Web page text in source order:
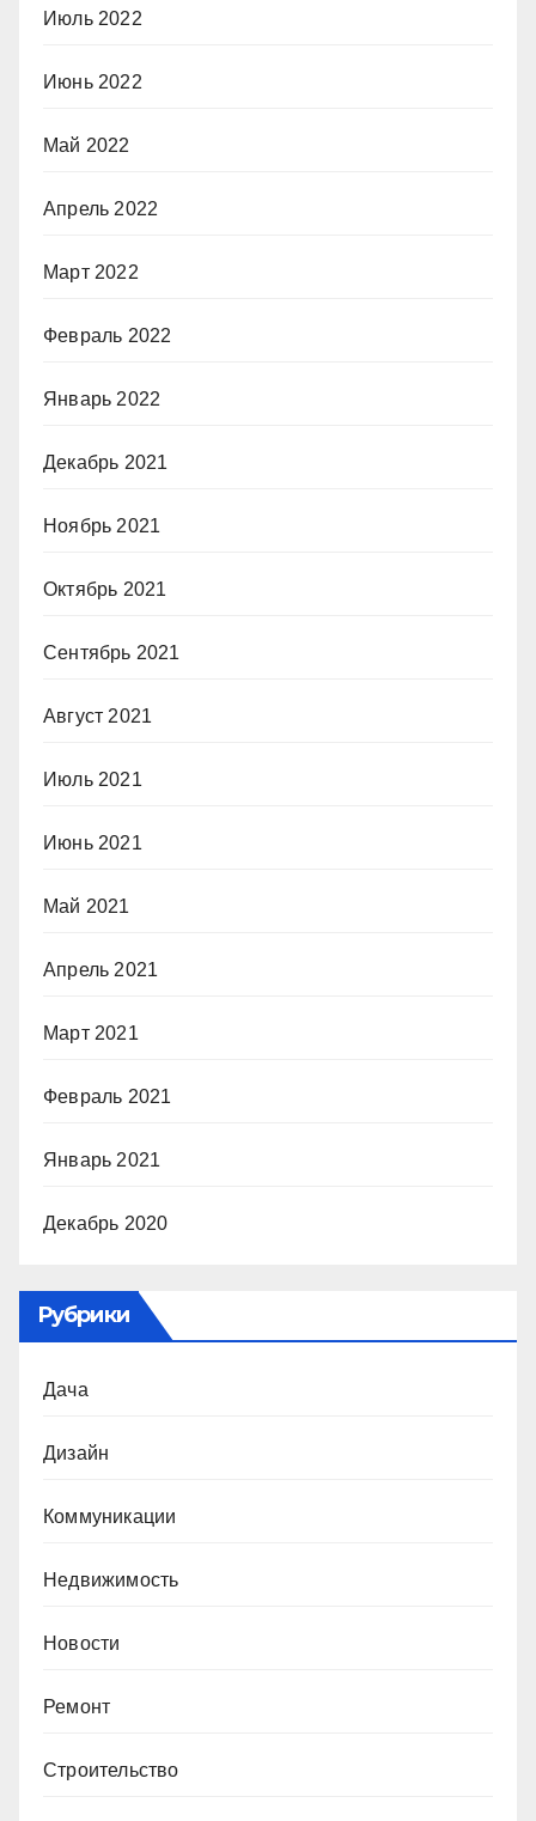
Июль 2022
Июнь 2022
Май 2022
Апрель 2022
Март 2022
Февраль 2022
Январь 2022
Декабрь 2021
Ноябрь 2021
Октябрь 2021
Сентябрь 2021
Август 2021
Июль 2021
Июнь 2021
Май 2021
Апрель 2021
Март 2021
Февраль 2021
Январь 2021
Декабрь 2020
Рубрики
Дача
Дизайн
Коммуникации
Недвижимость
Новости
Ремонт
Строительство